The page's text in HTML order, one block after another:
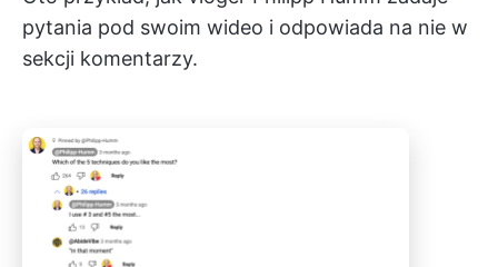
pytania pod swoim wideo i odpowiada na nie w
sekcji komentarzy.